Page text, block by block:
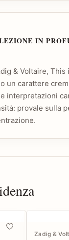
IN
& Voltaire, This
un carattere
interpretazioni
provale sulla
Zadig &